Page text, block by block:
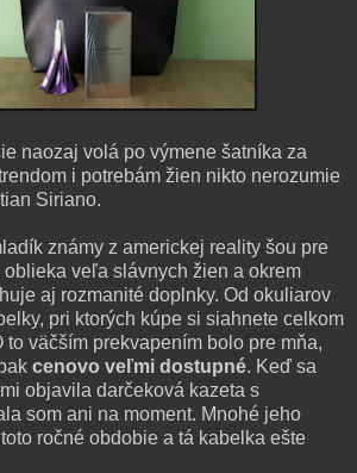
naozaj volá po výmene šatníka za
i potrebám žien nikto nerozumie
Siriano.
známy z americkej reality šou pre
oblieka veľa slávnych žien a okrem
aj rozmanité doplnky. Od okuliarov
pri ktorých kúpe si siahnete celkom
to väčším prekvapením bolo pre mňa,
cenovo veľmi dostupné. Keď sa
objavila darčeková kazeta s
som ani na moment. Mnohé jeho
ročné obdobie a tá kabelka ešte